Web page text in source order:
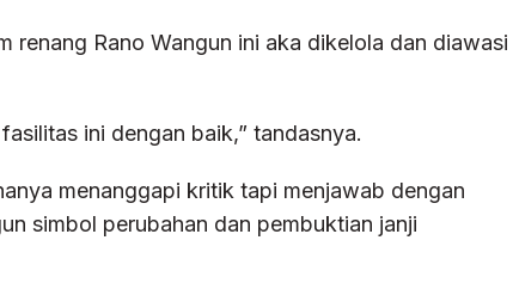
renang Rano Wangun ini aka dikelola dan diawasi
ini dengan baik,” tandasnya.
menanggapi kritik tapi menjawab dengan
simbol perubahan dan pembuktian janji